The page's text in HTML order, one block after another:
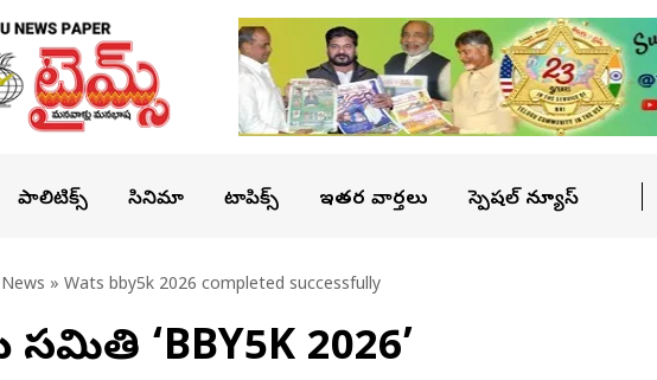
పాలిటిక్స్ సినిమా టాపిక్స్ ఇతర వార్తలు స్పెషల్ న్యూస్
» Wats bby5k 2026 completed successfully
సమితి ‘BBY5K 2026’